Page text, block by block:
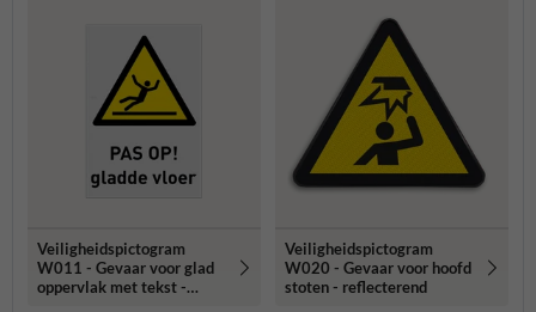
Veiligheidspictogram
W011 - Gevaar voor glad
oppervlak met tekst -
Veiligheidspictogram
W020 - Gevaar voor hoofd
stoten - reflecterend